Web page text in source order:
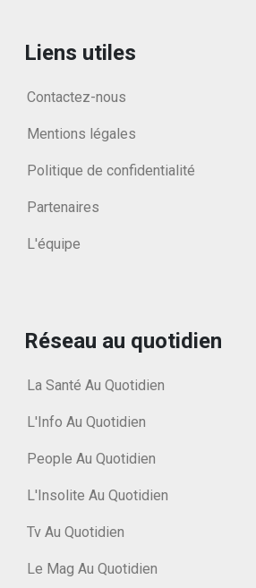
Liens utiles
Contactez-nous
Mentions légales
Politique de confidentialité
Partenaires
L'équipe
Réseau au quotidien
La Santé Au Quotidien
L'Info Au Quotidien
People Au Quotidien
L'Insolite Au Quotidien
Tv Au Quotidien
Le Mag Au Quotidien